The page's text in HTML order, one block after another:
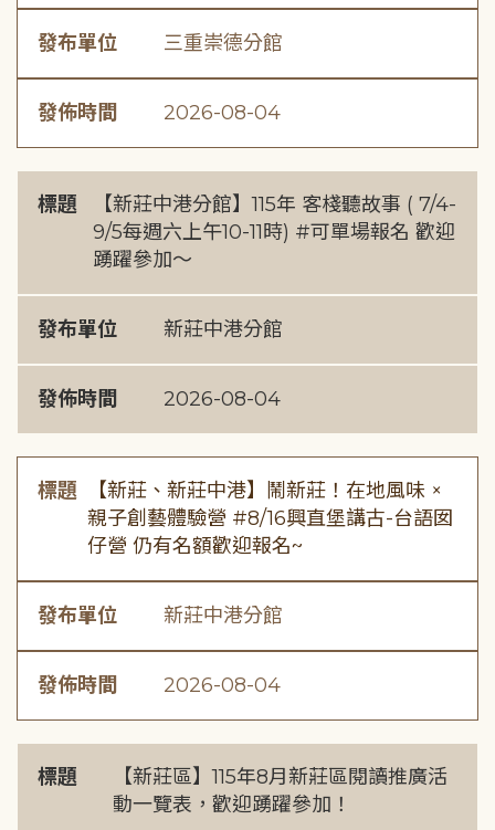
發布單位 三重崇德分館
發佈時間 2026-08-04
標題
【新莊中港分館】115年 客棧聽故事 ( 7/4-
9/5每週六上午10-11時) #可單場報名 歡迎
踴躍參加～
發布單位 新莊中港分館
發佈時間 2026-08-04
標題
【新莊、新莊中港】鬧新莊！在地風味 ×
親子創藝體驗營 #8/16興直堡講古-台語囡
仔營 仍有名額歡迎報名~
發布單位 新莊中港分館
發佈時間 2026-08-04
標題
【新莊區】115年8月新莊區閱讀推廣活
動一覽表，歡迎踴躍參加！